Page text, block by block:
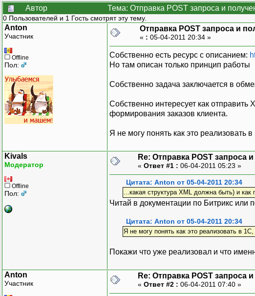
Автор
Тема: Отправка POST запроса и
0 Пользователей и 1 Гость смотрят эту тему.
Anton
Участник
Offline
Пол:
Отправка POST запроса и
« : 05-04-2011 20:34 »
Собственно есть ресурс с описанием:
Но там описан только принцип работы
Собственно задача заключается в
Собственно интересует как отправить
формирования заказов клиента.
Я не могу понять как это
Kivals
Модератор
Offline
Пол:
Re: Отправка POST запроса
« Ответ #1 : 06-04-2011 05:23 »
Цитата: Anton от 05-04-2011 20:34
...какая структура XML должна быть) и
Читай в документации по Битрикс или
Цитата: Anton от 05-04-2011 20:34
Я не могу понять как это реализовать в
Покажи что уже реализовал и что
Anton
Участник
Re: Отправка POST запроса
« Ответ #2 : 06-04-2011 07:40 »